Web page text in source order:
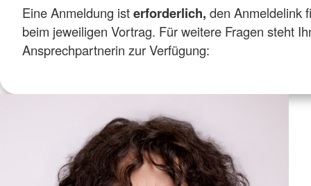
Eine Anmeldung isterforderlich, den Anmeldelink
beim jeweiligen Vortrag. Für weitere Fragen steht
Ansprechpartnerin zur Verfügung: